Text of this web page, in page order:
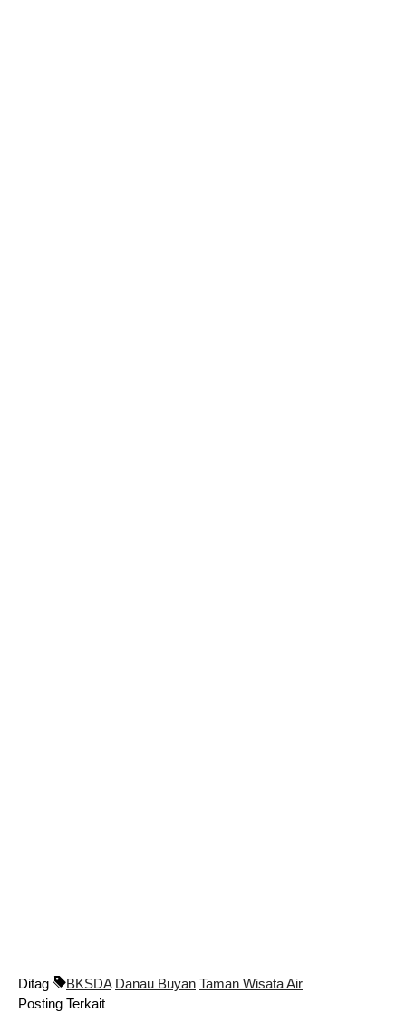
Ditag BKSDA Danau Buyan Taman Wisata Air
Posting Terkait